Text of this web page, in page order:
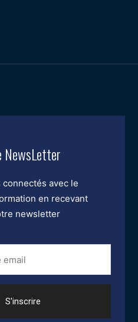
NewsLetter
avec le
en recevant
newsletter